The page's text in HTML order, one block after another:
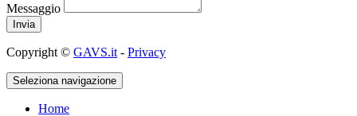
Messaggio
Copyright © GAVS.it - Privacy
Seleziona navigazione
Home